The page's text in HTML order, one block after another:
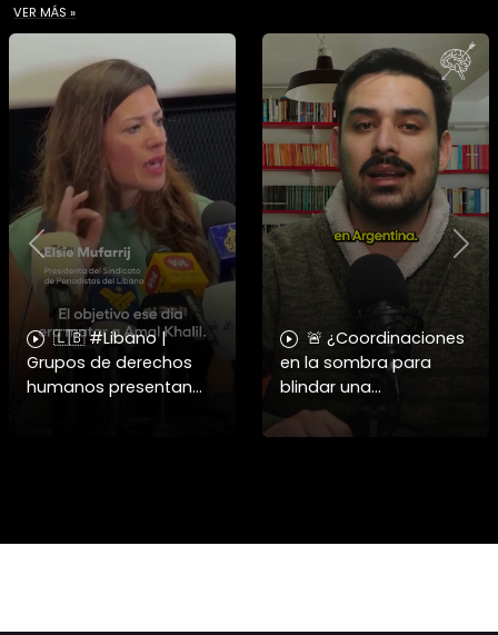
VER MÁS »
🇱🇧 #Libano |
Grupos de derechos
humanos presentan
🚨 ¿Coordinaciones
en la sombra para
blindar una
candidatura
presidencial? Nuevos
Previous